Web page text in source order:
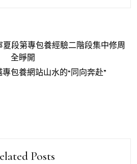
夏段第專包養經驗二階段集中修周
全睜開
包養網站山水的“同向奔赴”
Posts